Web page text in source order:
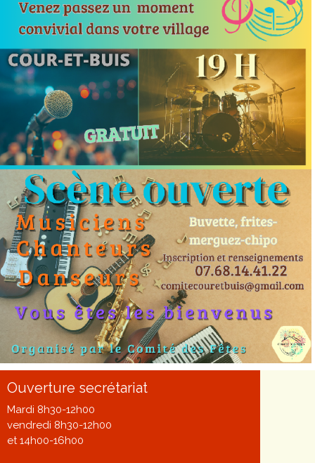
Ouverture secrétariat
Mardi 8h30-12h00
vendredi 8h30-12h00
et 14h00-16h00